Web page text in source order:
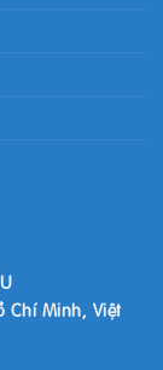
Chí Minh, Việt